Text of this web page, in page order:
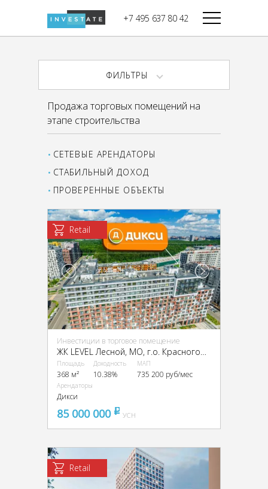
+7 495 637 80 42
Дикси
Магнолия
В башне
Запад
Башня Федерация-I
Восток
Город Столиц,
Северный блок
Южный блок
ФИЛЬТРЫ
Продажа торговых помещений на
этапе строительства
СЕТЕВЫЕ АРЕНДАТОРЫ
СТАБИЛЬНЫЙ ДОХОД
ПРОВЕРЕННЫЕ ОБЪЕКТЫ
Retail
Инвестиции в торговое помещение
ЖК LEVEL Лесной, МО, г.о. Красногорск, п. Отрадное, Парковая ул., 1
Площадь
368 м²
Доходность
10.38%
МАП
735 200 руб/мес
Арендаторы
Дикси
85 000 000 pуб
УСН
Retail